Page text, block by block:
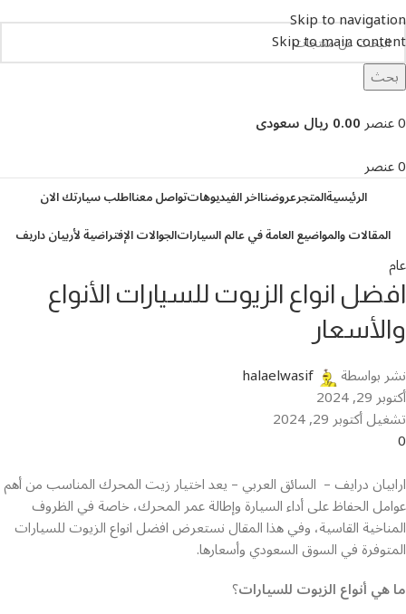
Skip to navigation
Skip to main content
بحث
0عنصر0.00 ريال سعودى
0عنصر
الرئيسيةالمتجرعروضنااخر الفيديوهاتتواصل معنااطلب سيارتك الان
المقالات والمواضيع العامة في عالم السياراتالجوالات الإفتراضية لأربيان داريف
عام
افضل انواع الزيوت للسيارات الأنواع
والأسعار
نشر بواسطة halaelwasif
أكتوبر 29, 2024
تشغيل أكتوبر 29, 2024
0
ارابيان درايف – السائق العربي – يعد اختيار زيت المحرك المناسب من أهم
عوامل الحفاظ على أداء السيارة وإطالة عمر المحرك، خاصة في الظروف
المناخية القاسية، وفي هذا المقال نستعرض افضل انواع الزيوت للسيارات
المتوفرة في السوق السعودي وأسعارها.
ما هيأنواع الزيوت للسيارات؟